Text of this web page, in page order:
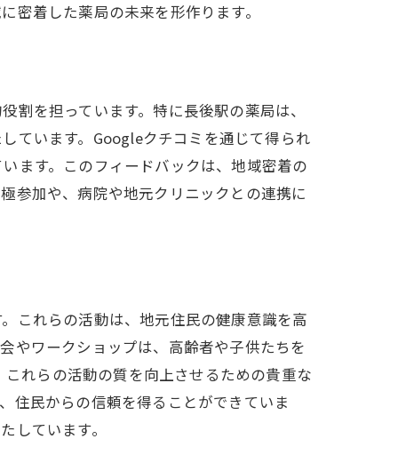
形
着した薬局の未来を形作ります。
を担っています。特に長後駅の薬局は、
ています。Googleクチコミを通じて得られ
ます。このフィードバックは、地域密着の
参加や、病院や地元クリニックとの連携に
これらの活動は、地元住民の健康意識を高
やワークショップは、高齢者や子供たちを
れらの活動の質を向上させるための貴重な
住民からの信頼を得ることができていま
しています。